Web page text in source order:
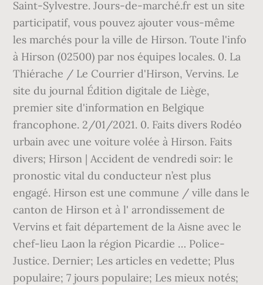
Saint-Sylvestre. Jours-de-marché.fr est un site
participatif, vous pouvez ajouter vous-même
les marchés pour la ville de Hirson. Toute l'info
à Hirson (02500) par nos équipes locales. 0. La
Thiérache / Le Courrier d'Hirson, Vervins. Le
site du journal Édition digitale de Liège,
premier site d'information en Belgique
francophone. 2/01/2021. 0. Faits divers Rodéo
urbain avec une voiture volée à Hirson. Faits
divers; Hirson | Accident de vendredi soir: le
pronostic vital du conducteur n’est plus
engagé. Hirson est une commune / ville dans le
canton de Hirson et à l' arrondissement de
Vervins et fait département de la Aisne avec le
chef-lieu Laon la région Picardie … Police-
Justice. Dernier; Les articles en vedette; Plus
populaire; 7 jours populaire; Les mieux notés;